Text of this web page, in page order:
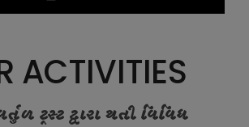
ACTIVITIES
ટ્રસ્ટ દ્વારા થતી વિવિધ